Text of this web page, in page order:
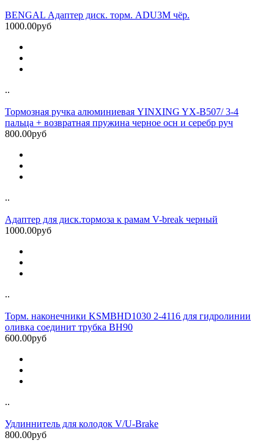
BENGAL Адаптер диск. торм. ADU3M чёр.
1000.00руб
..
Тормозная ручка алюминиевая YINXING YX-B507/ 3-4
пальца + возвратная пружина черное осн и серебр руч
800.00руб
..
Адаптер для диск.тормоза к рамам V-break черный
1000.00руб
..
Торм. наконечники KSMBHD1030 2-4116 для гидролинии
оливка соединит трубка BH90
600.00руб
..
Удлиннитель для колодок V/U-Brake
800.00руб